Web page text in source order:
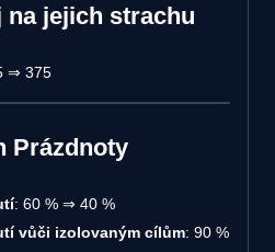
na jejich strachu
⇒ 375
Prázdnoty
: 60 % ⇒ 40 %
vůči izolovaným cílům: 90 %